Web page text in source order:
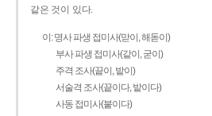
같은 것이 있다.
이: 명사 파생 접미사(맏이, 해돋이)
부사 파생 접미사(같이, 굳이)
주격 조사(끝이, 밭이)
서술격 조사(끝이다, 밭이다)
사동 접미사(붙이다)